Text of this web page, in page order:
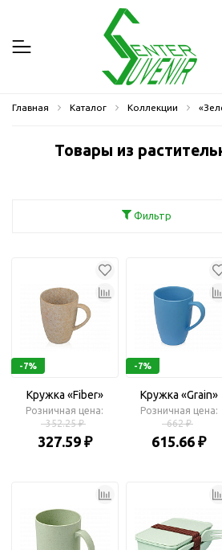
Главная Каталог Коллекции
Товары из
Фильтр
-7%
Кружка «Fiber»
Розничная цена:
352.25 ₽
327.59 ₽
-7%
Кружка «Grain»
Розничная цена:
662 ₽
615.66 ₽